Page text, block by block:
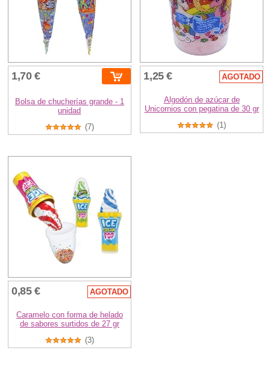
1,70 €
Bolsa de chucherías grande - 1
unidad
(7)
1,25 € AGOTADO
Algodón de azúcar de
Unicornios con pegatina de 30 gr
(1)
0,85 € AGOTADO
Caramelo con forma de helado
de sabores surtidos de 27 gr
(3)